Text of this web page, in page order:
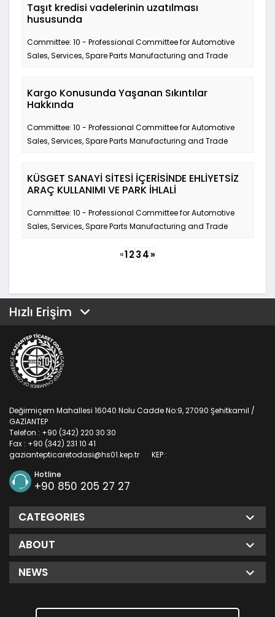
Taşıt kredisi vadelerinin uzatılması
hususunda
Committee: 10 - Professional Committee for Automotive
Sales, Services, Spare Parts Manufacturing and Trade
Kargo Konusunda Yaşanan Sıkıntılar
Hakkında
Committee: 10 - Professional Committee for Automotive
Sales, Services, Spare Parts Manufacturing and Trade
KÜSGET SANAYİ SİTESİ İÇERİSİNDE EHLİYETSİZ
ARAÇ KULLANIMI VE PARK İHLALİ
Committee: 10 - Professional Committee for Automotive
Sales, Services, Spare Parts Manufacturing and Trade
«1234»
Hızlı Erişim
Değirmiçem Mahallesi 16040 Nolu Cadde No:9, 27090 Şehitkamil /
GAZİANTEP
Telefon : +90 (342) 220 30 30
Fax : +90 (342) 231 10 41
KEP :
gaziantepticaretodasi@hs01.kep.tr
Hotline
+90 850 205 27 27
CATEGORIES
ABOUT
NEWS